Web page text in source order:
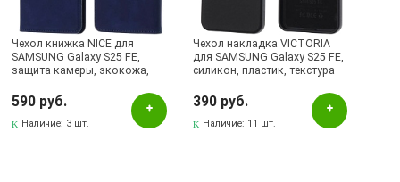
Чехол книжка NICE для
SAMSUNG Galaxy S25 FE,
защита камеры, экокожа,
590 руб.
Наличие: 3 шт.
Чехол накладка VICTORIA
для SAMSUNG Galaxy S25 FE,
силикон, пластик, текстура
390 руб.
Наличие: 11 шт.